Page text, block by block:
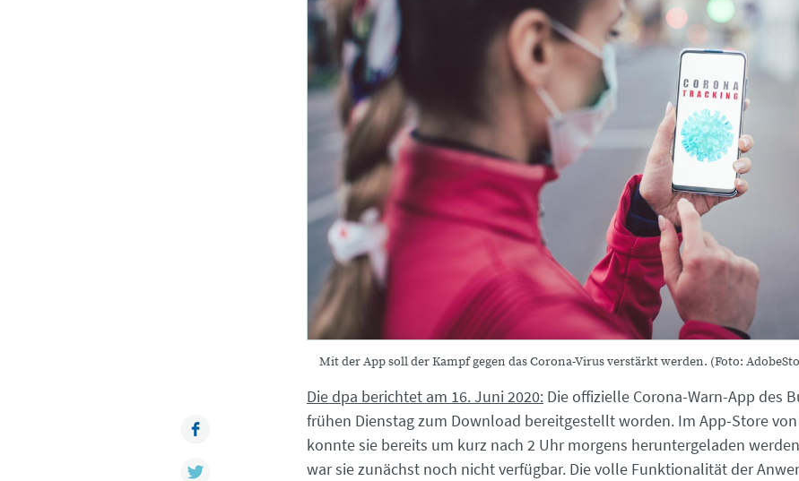
Mit der App soll der Kampf gegen das Corona-Virus verstärkt werden. (Foto:
Die dpa berichtet am 16. Juni 2020: Die offizielle Corona-Warn-App des
frühen Dienstag zum Download bereitgestellt worden. Im App-Store
konnte sie bereits um kurz nach 2 Uhr morgens heruntergeladen
war sie zunächst noch nicht verfügbar. Die volle Funktionalität der